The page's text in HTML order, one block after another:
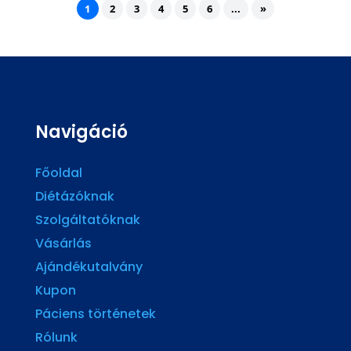
1 2 3 4 5 6 ... »
Navigáció
Főoldal
Diétázóknak
Szolgáltatóknak
Vásárlás
Ajándékutalvány
Kupon
Páciens történetek
Rólunk